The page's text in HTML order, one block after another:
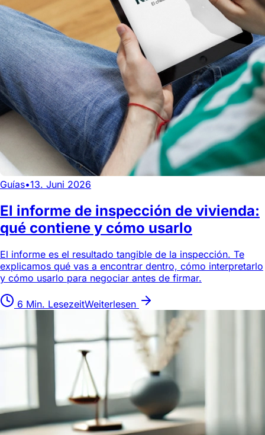
Guías•13. Juni 2026
El informe de inspección de vivienda:
qué contiene y cómo usarlo
El informe es el resultado tangible de la inspección. Te
explicamos qué vas a encontrar dentro, cómo interpretarlo
y cómo usarlo para negociar antes de firmar.
6 Min. LesezeitWeiterlesen